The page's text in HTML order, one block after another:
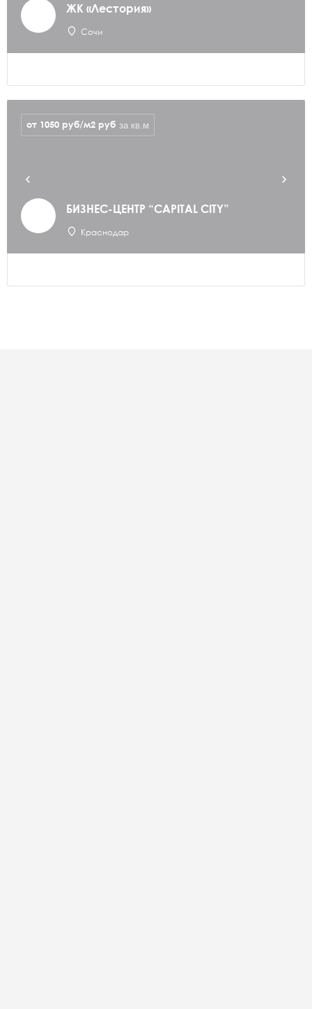
ЖК «Лестория»
Сочи
БИЗНЕС-ЦЕНТР “CAPITAL CITY”
Краснодар
от 1050 руб/м2 руб за кв.м